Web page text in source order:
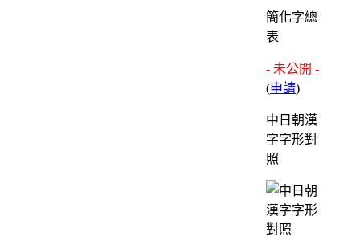
簡化字總
表
- 未公開 -
(申請)
中日朝漢
字字形對
照